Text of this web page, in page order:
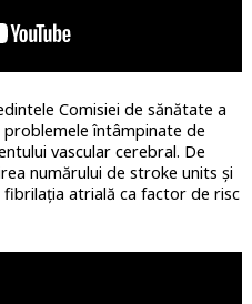
Comisiei de sănătate a
întâmpinate de
vascular cerebral. De
numărului de stroke units și
atrială ca factor de risc